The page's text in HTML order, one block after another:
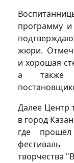
программу
жюри.
и хорошая
а также
Далее Центр
в город
где
фестиваль
творчества